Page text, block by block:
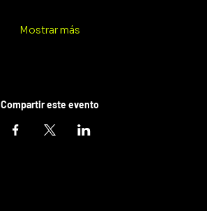
Mostrar más
Compartir este evento